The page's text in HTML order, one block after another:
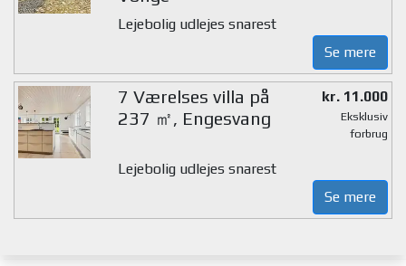
Lejebolig udlejes snarest
Se mere
7 Værelses villa på
237 ㎡, Engesvang
kr. 11.000
Eksklusiv
forbrug
Lejebolig udlejes snarest
Se mere